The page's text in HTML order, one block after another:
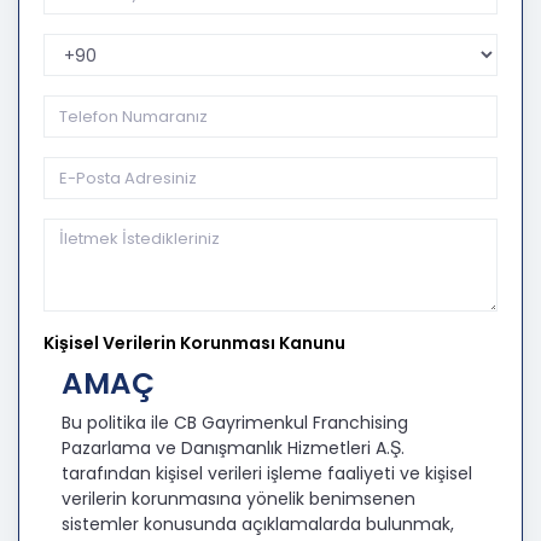
Telefon Kodu
Kişisel Verilerin Korunması Kanunu
AMAÇ
Bu politika ile CB Gayrimenkul Franchising
Pazarlama ve Danışmanlık Hizmetleri A.Ş.
tarafından kişisel verileri işleme faaliyeti ve kişisel
verilerin korunmasına yönelik benimsenen
sistemler konusunda açıklamalarda bulunmak,